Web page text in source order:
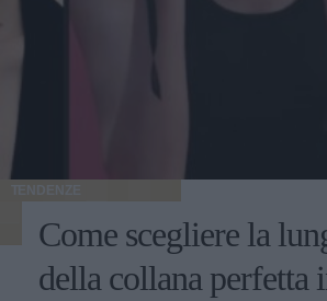
TENDENZE
Come scegliere la
della collana perfetta